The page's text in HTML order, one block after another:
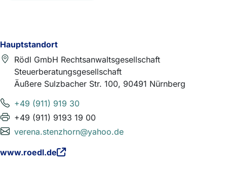
Hauptstandort
Rödl GmbH Rechtsanwaltsgesellschaft
Steuerberatungsgesellschaft
Äußere Sulzbacher Str. 100, 90491 Nürnberg
+49 (911) 919 30
+49 (911) 9193 19 00
verena.stenzhorn@yahoo.de
www.roedl.de